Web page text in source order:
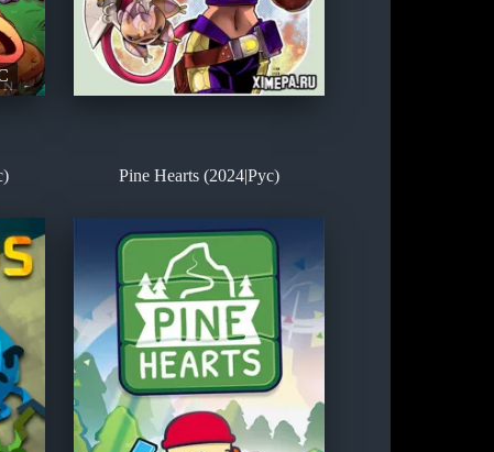
Pine Hearts (2024|Рус)